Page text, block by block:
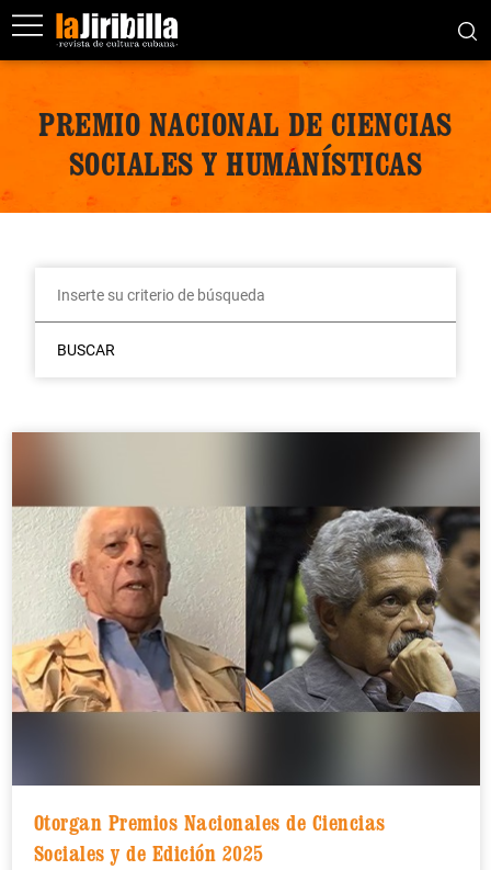
PREMIO NACIONAL DE CIENCIAS
SOCIALES Y HUMANÍSTICAS
BUSCAR
Otorgan Premios Nacionales de Ciencias
Sociales y de Edición 2025